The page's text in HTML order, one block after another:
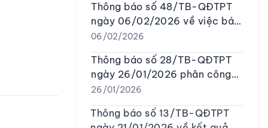
Thông báo số 48/TB-QĐTPT
ngày 06/02/2026 về việc bán
thanh lý tài sản, công cụ dụng
cụ văn phòng
06/02/2026
Thông báo số 28/TB-QĐTPT
ngày 26/01/2026 phân công
lịch trực Tết nguyên đán 2026
26/01/2026
Thông báo số 13/TB-QĐTPT